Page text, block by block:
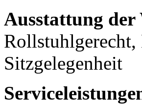
Ausstattung der
Sitzgelegenheit